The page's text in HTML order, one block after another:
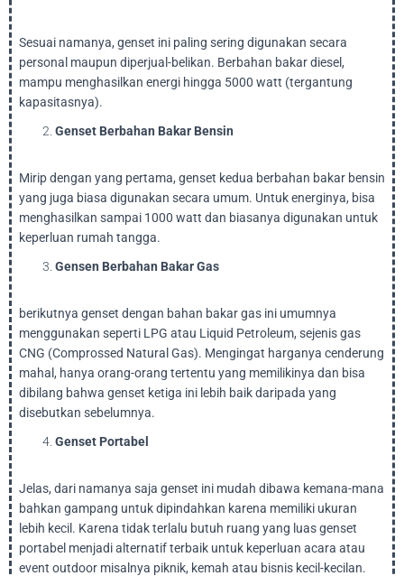
Sesuai namanya, genset ini paling sering digunakan secara
personal maupun diperjual-belikan. Berbahan bakar diesel,
mampu menghasilkan energi hingga 5000 watt (tergantung
kapasitasnya).
Genset Berbahan Bakar Bensin
Mirip dengan yang pertama, genset kedua berbahan bakar bensin
yang juga biasa digunakan secara umum. Untuk energinya, bisa
menghasilkan sampai 1000 watt dan biasanya digunakan untuk
keperluan rumah tangga.
Gensen Berbahan Bakar Gas
berikutnya genset dengan bahan bakar gas ini umumnya
menggunakan seperti LPG atau Liquid Petroleum, sejenis gas
CNG (Comprossed Natural Gas). Mengingat harganya cenderung
mahal, hanya orang-orang tertentu yang memilikinya dan bisa
dibilang bahwa genset ketiga ini lebih baik daripada yang
disebutkan sebelumnya.
Genset Portabel
Jelas, dari namanya saja genset ini mudah dibawa kemana-mana
bahkan gampang untuk dipindahkan karena memiliki ukuran
lebih kecil. Karena tidak terlalu butuh ruang yang luas genset
portabel menjadi alternatif terbaik untuk keperluan acara atau
event outdoor misalnya piknik, kemah atau bisnis kecil-kecilan.